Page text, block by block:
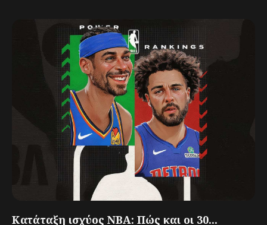
Κατάταξη ισχύος NBA: Πώς και οι 30...